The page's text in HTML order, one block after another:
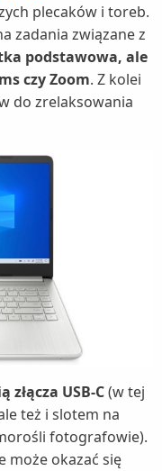
plecaków i toreb.
zadania związane z
podstawowa, ale
czy Zoom. Z kolei
do zrelaksowania
złącza USB-C(w tej
też i slotem na
fotografowie).
może okazać się